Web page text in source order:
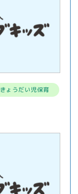
きょうだい児保育